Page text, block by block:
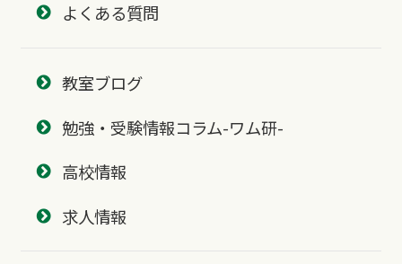
よくある質問
教室ブログ
勉強・受験情報コラム-ワム研-
高校情報
求人情報